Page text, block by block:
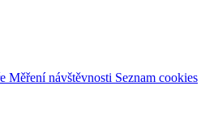
Měření návštěvnosti Seznam cookies